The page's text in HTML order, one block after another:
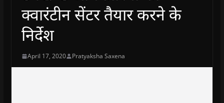
क्वारंटीन सेंटर तैयार करने के
निर्देश
April 17, 2020 Pratyaksha Saxena